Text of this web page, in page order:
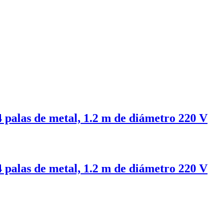
de metal, 1.2 m de diámetro 220 V
de metal, 1.2 m de diámetro 220 V